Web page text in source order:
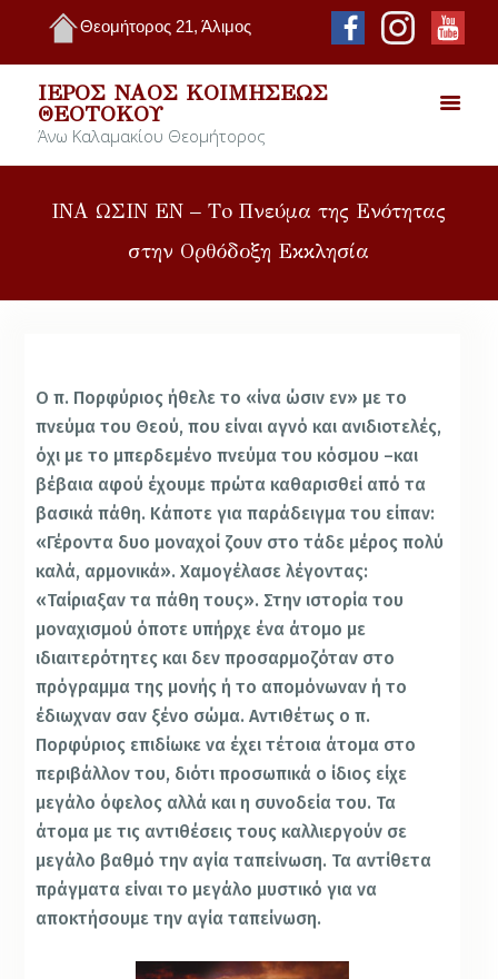
Θεομήτορος 21, Άλιμος
ΙΕΡΌΣ ΝΑΌΣ ΚΟΙΜΉΣΕΩΣ
ΘΕΟΤΌΚΟΥ
Άνω Καλαμακίου Θεομήτορος
ΙΝΑ ΩΣΙΝ ΕΝ – Τo Πνεύμα της Ενότητας
στην Ορθόδοξη Εκκλησία
Ο π. Πορφύριος ήθελε το «ίνα ώσιν εν» με το
πνεύμα του Θεού, που είναι αγνό και ανιδιοτελές,
όχι με το μπερδεμένο πνεύμα του κόσμου –και
βέβαια αφού έχουμε πρώτα καθαρισθεί από τα
βασικά πάθη. Κάποτε για παράδειγμα του είπαν:
«Γέροντα δυο μοναχοί ζουν στο τάδε μέρος πολύ
καλά, αρμονικά». Χαμογέλασε λέγοντας:
«Ταίριαξαν τα πάθη τους». Στην ιστορία του
μοναχισμού όποτε υπήρχε ένα άτομο με
ιδιαιτερότητες και δεν προσαρμοζόταν στο
πρόγραμμα της μονής ή το απομόνωναν ή το
έδιωχναν σαν ξένο σώμα. Αντιθέτως ο π.
Πορφύριος επιδίωκε να έχει τέτοια άτομα στο
περιβάλλον του, διότι προσωπικά ο ίδιος είχε
μεγάλο όφελος αλλά και η συνοδεία του. Τα
άτομα με τις αντιθέσεις τους καλλιεργούν σε
μεγάλο βαθμό την αγία ταπείνωση. Τα αντίθετα
πράγματα είναι το μεγάλο μυστικό για να
αποκτήσουμε την αγία ταπείνωση.